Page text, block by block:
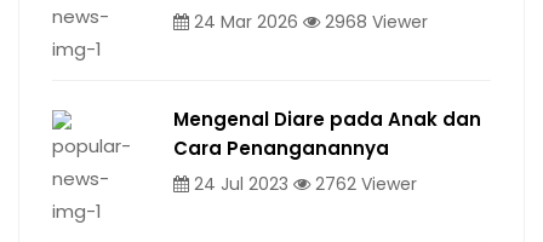
24 Mar 2026 2968 Viewer
Mengenal Diare pada Anak dan
Cara Penanganannya
24 Jul 2023 2762 Viewer